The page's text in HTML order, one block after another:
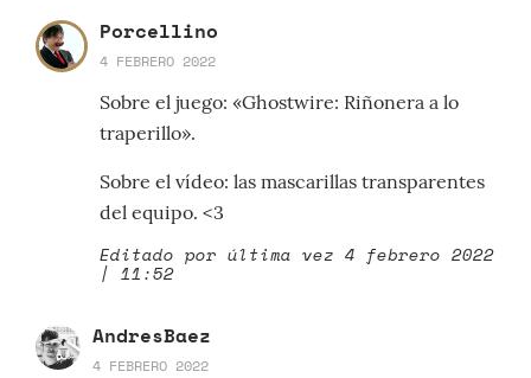
Porcellino
4 FEBRERO 2022
Sobre el juego: «Ghostwire: Riñonera a lo
traperillo».
Sobre el vídeo: las mascarillas transparentes
del equipo. <3
Editado por última vez 4 febrero 2022
| 11:52
AndresBaez
4 FEBRERO 2022